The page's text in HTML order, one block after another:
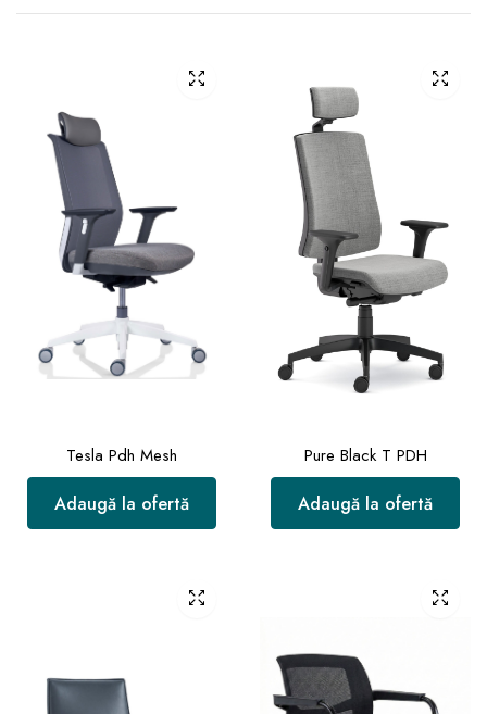
Tesla Pdh Mesh
Adaugă la ofertă
Pure Black T PDH
Adaugă la ofertă